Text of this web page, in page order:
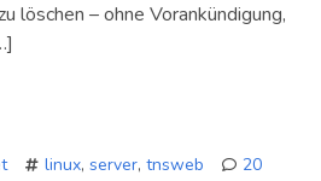
löschen – ohne Vorankündigung,
linux, server, tnsweb
20